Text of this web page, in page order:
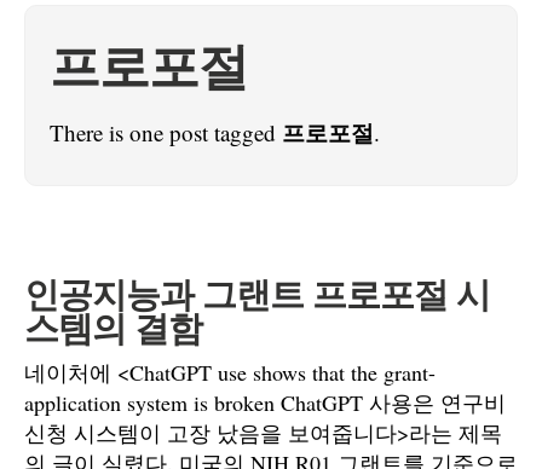
프로포절
There is one post tagged 프로포절.
인공지능과 그랜트 프로포절 시
스템의 결함
네이처에 <ChatGPT use shows that the grant-
application system is broken ChatGPT 사용은 연구비
신청 시스템이 고장 났음을 보여줍니다>라는 제목
의 글이 실렸다. 미국의 NIH R01 그랜트를 기준으로